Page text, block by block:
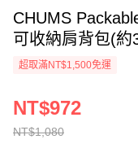
CHUMS
可收納肩背包(約
超取滿NT$1,500免運
NT$1,080
NT$972